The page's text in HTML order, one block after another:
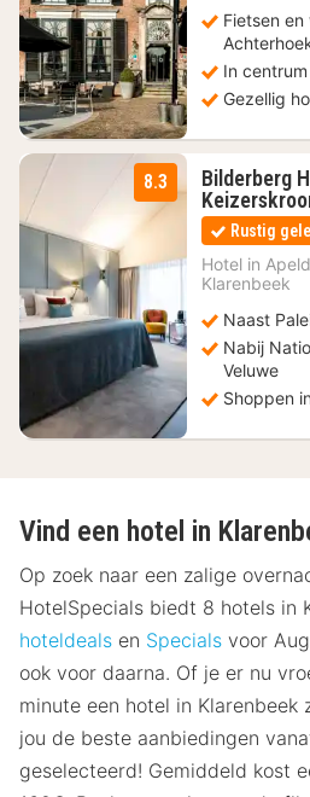
Fietsen
In
Gezellig
8.3
Bilderberg
Rustig
Hotel in
Klarenbeek
Naast
Nabij
Veluwe
Shoppen
Vind een hotel in
Op zoek naar een zalige
HotelSpecials biedt 8 hotels in
hoteldeals en Specials voor
ook voor daarna. Of je er nu
minute een hotel in Klarenbeek
jou de beste aanbiedingen
geselecteerd! Gemiddeld kost